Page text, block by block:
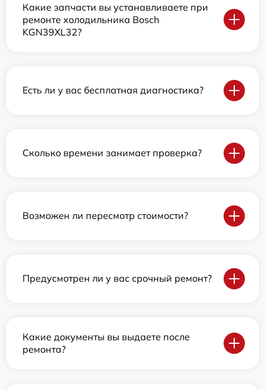
Какие запчасти вы устанавливаете при
ремонте холодильника Bosch
KGN39XL32?
Есть ли у вас бесплатная диагностика?
Сколько времени занимает проверка?
Возможен ли пересмотр стоимости?
Предусмотрен ли у вас срочный ремонт?
Какие документы вы выдаете после
ремонта?